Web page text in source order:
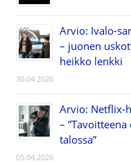
Arvio: Ivalo-
– juonen
heikko lenkki
30.04.2026
Arvio: Netflix-
–
talossa”
05.04.2026